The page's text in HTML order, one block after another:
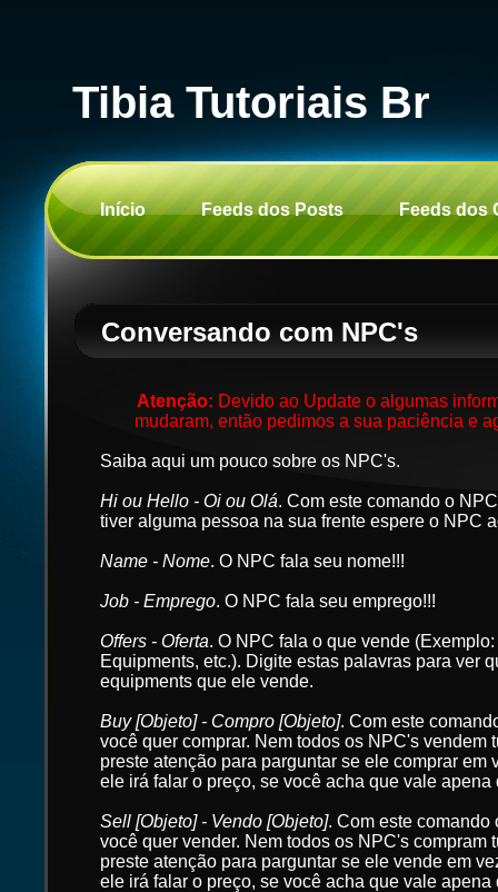
Tibia Tutoriais Br
Início Feeds dos Posts Feeds dos
Conversando com NPC's
Atenção: Devido ao Update o algumas
mudaram, então pedimos a sua paciência e
Saiba aqui um pouco sobre os NPC's.
Hi ou Hello - Oi ou Olá. Com este comando o
tiver alguma pessoa na sua frente espere o NPC
Name - Nome. O NPC fala seu nome!!!
Job - Emprego. O NPC fala seu emprego!!!
Offers - Oferta. O NPC fala o que vende
Equipments, etc.). Digite estas palavras para ver
equipments que ele vende.
Buy [Objeto] - Compro [Objeto]. Com este
você quer comprar. Nem todos os NPC's vendem
preste atenção para parguntar se ele comprar em
ele irá falar o preço, se você acha que vale
Sell [Objeto] - Vendo [Objeto]. Com este comando
você quer vender. Nem todos os NPC's compram
preste atenção para parguntar se ele vende em
ele irá falar o preço, se você acha que vale